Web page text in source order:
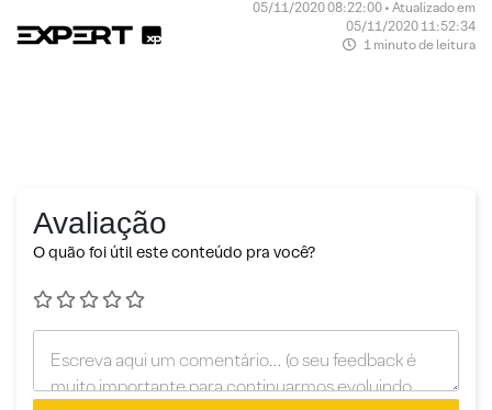
05/11/2020 08:22:00 • Atualizado em
05/11/2020 11:52:34
1 minuto de leitura
Avaliação
O quão foi útil este conteúdo pra você?